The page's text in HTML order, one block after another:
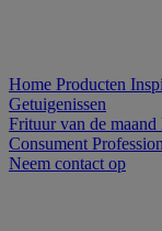
Home Producten
Getuigenissen
Frituur van de maand
Consument
Neem contact op